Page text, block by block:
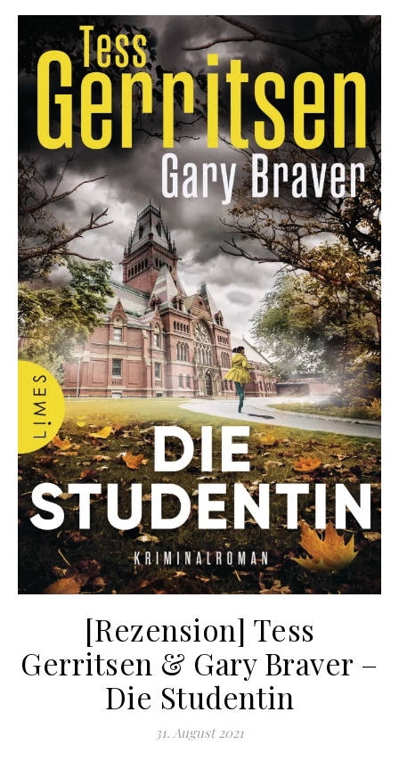
[Rezension] Tess
Gerritsen & Gary Braver –
Die Studentin
31. August 2021